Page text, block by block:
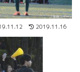
2019.11.16